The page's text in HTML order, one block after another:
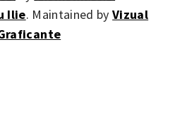
Ilie. Maintained byVizual